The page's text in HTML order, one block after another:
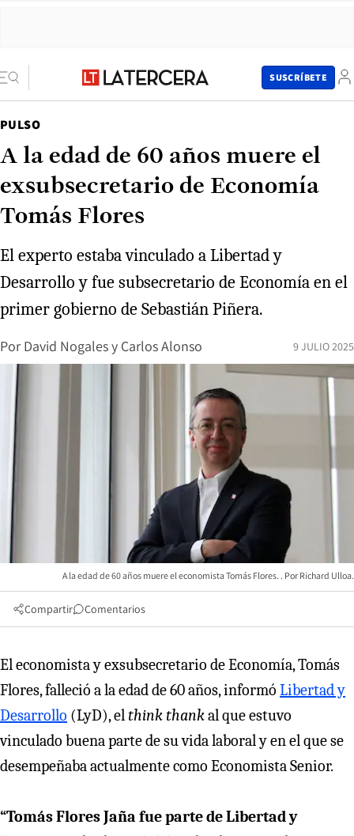
SUSCRÍBETE
PULSO
A la edad de 60 años muere el
exsubsecretario de Economía
Tomás Flores
El experto estaba vinculado a Libertad y
Desarrollo y fue subsecretario de Economía en el
primer gobierno de Sebastián Piñera.
Por David Nogalesy Carlos Alonso 9 JULIO 2025
A la edad de 60 años muere el economista Tomás Flores. Richard Ulloa.
Compartir Comentarios
El economista y exsubsecretario de Economía, Tomás
Flores, falleció a la edad de 60 años, informó Libertad y
Desarrollo (LyD), elthink thankal que estuvo
vinculado buena parte de su vida laboral y en el que se
desempeñaba actualmente como Economista Senior.
“Tomás Flores Jaña fue parte de Libertad y